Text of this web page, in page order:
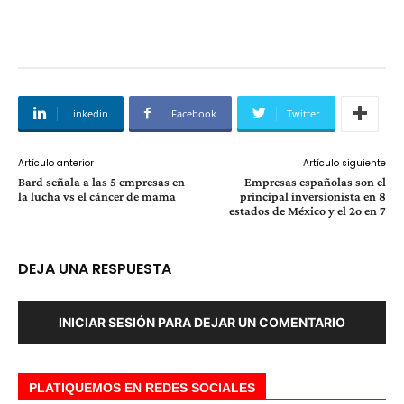
Linkedin Facebook Twitter
Artículo anterior
Bard señala a las 5 empresas en
la lucha vs el cáncer de mama
Artículo siguiente
Empresas españolas son el
principal inversionista en 8
estados de México y el 2o en 7
DEJA UNA RESPUESTA
INICIAR SESIÓN PARA DEJAR UN COMENTARIO
PLATIQUEMOS EN REDES SOCIALES